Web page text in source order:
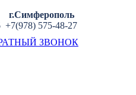
г.Симферополь
+7(978) 575-48-27
ЗВОНОК